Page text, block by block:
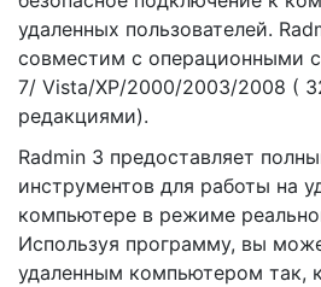
удаленных пользователей.
совместим с операционными
7/ Vista/XP/2000/2003/2008 (
редакциями).
Radmin 3 предоставляет
инструментов для работы на
компьютере в режиме
Используя программу, вы
удаленным компьютером так,